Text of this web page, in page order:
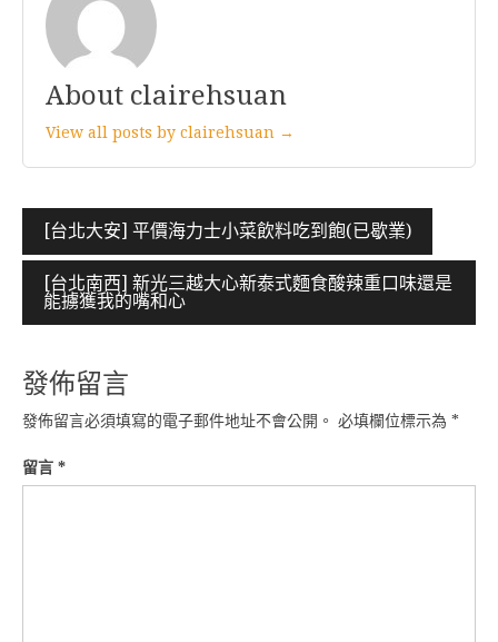
About clairehsuan
View all posts by clairehsuan →
文
章
導
覽
[台北大安] 平價海力士小菜飲料吃到飽(已歇業)
[台北南西] 新光三越大心新泰式麵食酸辣重口味還是
能擄獲我的嘴和心
發佈留言
發佈留言必須填寫的電子郵件地址不會公開。 必填欄位標示為 *
留言 *